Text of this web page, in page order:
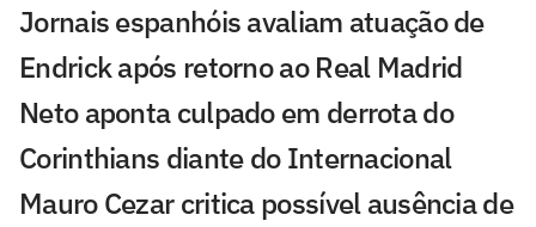
Jornais espanhóis avaliam atuação de
Endrick após retorno ao Real Madrid
Neto aponta culpado em derrota do
Corinthians diante do Internacional
Mauro Cezar critica possível ausência de